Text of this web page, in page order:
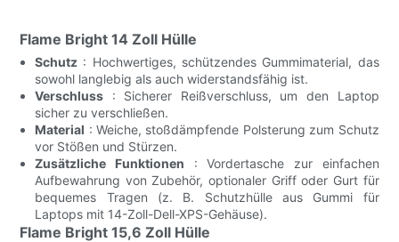
Flame Bright 14 Zoll Hülle
Schutz : Hochwertiges, schützendes Gummimaterial, das
sowohl langlebig als auch widerstandsfähig ist.
Verschluss : Sicherer Reißverschluss, um den Laptop
sicher zu verschließen.
Material : Weiche, stoßdämpfende Polsterung zum Schutz
vor Stößen und Stürzen.
Zusätzliche Funktionen : Vordertasche zur einfachen
Aufbewahrung von Zubehör, optionaler Griff oder Gurt für
bequemes Tragen (z. B. Schutzhülle aus Gummi für
Laptops mit 14-Zoll-Dell-XPS-Gehäuse).
Flame Bright 15,6 Zoll Hülle